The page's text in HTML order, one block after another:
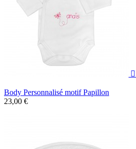

Body Personnalisé motif Papillon
23,00 €